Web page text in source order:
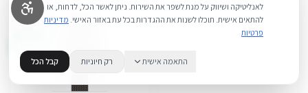
לאנליטיקה ושיווק על מנת לשפר את השירות. ניתן לאשר הכל, לדחות, או
להתאים אישית. תוכלו לשנות את ההגדרות בכל עת באזור האישי. מדיניות
פרטיות
התאמה אישית רק חיוניות קבל הכל